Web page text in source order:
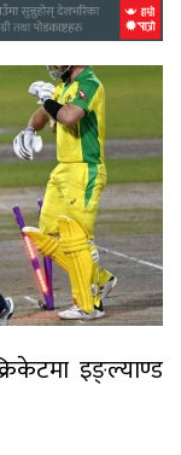
इङ्ल्याण्ड